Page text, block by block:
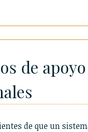
de apoyo
de que un